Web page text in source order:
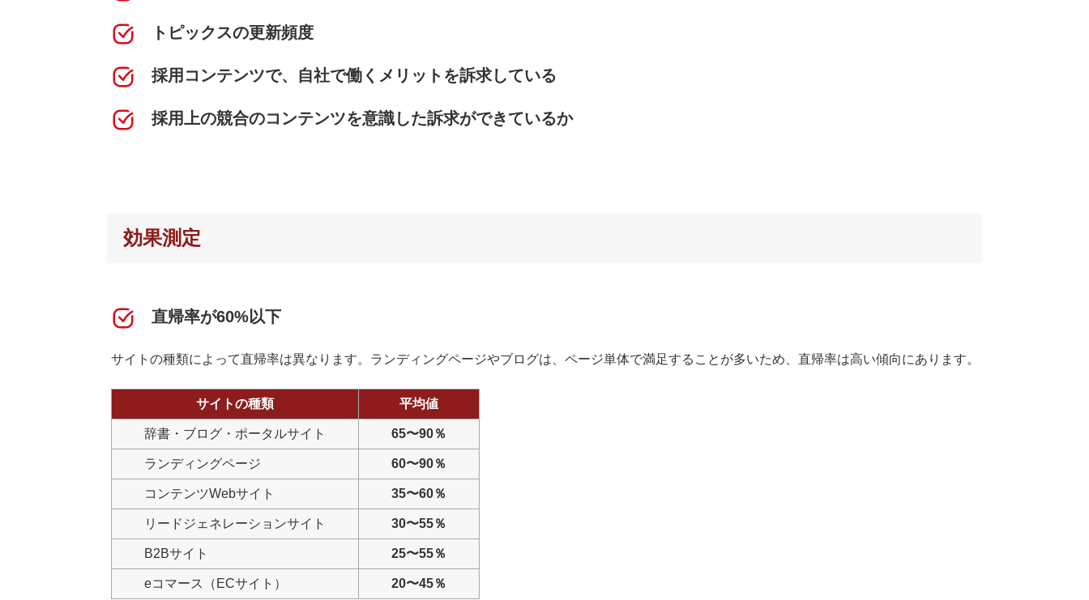
トピックスの更新頻度
採用コンテンツで、自社で働くメリットを訴求している
採用上の競合のコンテンツを意識した訴求ができているか
効果測定
直帰率が60%以下
サイトの種類によって直帰率は異なります。ランディングページやブログは、ページ単体で満足することが多いため、直帰率は高い傾向にあります。
サイトの種類 平均値
辞書・ブログ・ポータルサイト 65〜90％
ランディングページ 60〜90％
コンテンツWebサイト 35〜60％
リードジェネレーションサイト 30〜55％
B2Bサイト 25〜55％
eコマース（ECサイト） 20〜45％